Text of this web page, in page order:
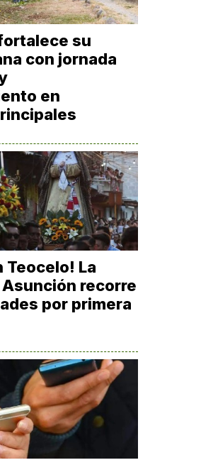
su
con jornada
en
Teocelo! La
recorre
por primera